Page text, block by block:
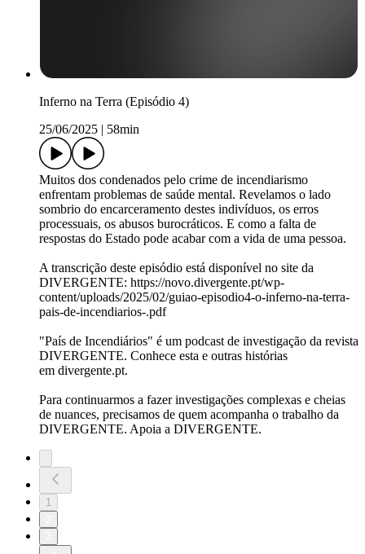
Inferno na Terra (Episódio 4)
25/06/2025 | 58min
Muitos dos condenados pelo crime de incendiarismo
enfrentam problemas de saúde mental. Revelamos o lado
sombrio do encarceramento destes indivíduos, os erros
processuais, os abusos burocráticos. E como a falta de
respostas do Estado pode acabar com a vida de uma pessoa.
A transcrição deste episódio está disponível no site da
DIVERGENTE: https://novo.divergente.pt/wp-
content/uploads/2025/02/guiao-episodio4-o-inferno-na-terra-
pais-de-incendiarios-.pdf
"País de Incendiários" é um podcast de investigação da revista
DIVERGENTE. Conhece esta e outras histórias
em divergente.pt.
Para continuarmos a fazer investigações complexas e cheias
de nuances, precisamos de quem acompanha o trabalho da
DIVERGENTE. Apoia a DIVERGENTE.
1